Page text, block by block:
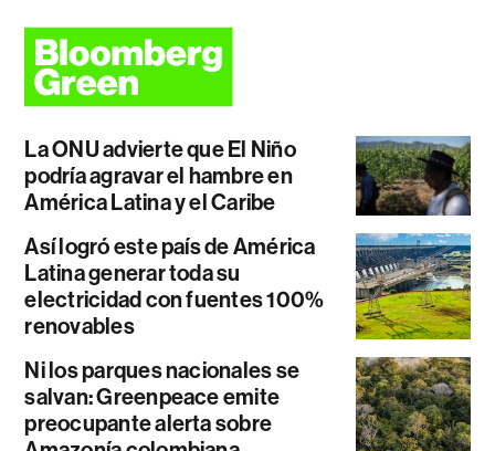
La ONU advierte que El Niño
podría agravar el hambre en
América Latina y el Caribe
Así logró este país de América
Latina generar toda su
electricidad con fuentes 100%
renovables
Ni los parques nacionales se
salvan: Greenpeace emite
preocupante alerta sobre